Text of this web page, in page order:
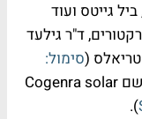
גייטס ועוד
ד"ר גילעד
(סימול:
), שהקים חברה לאנרגיה נקייה בשם Cogenra solar
).